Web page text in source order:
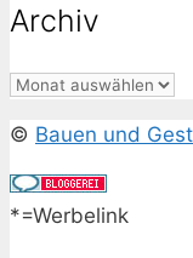
Archiv
Archiv
© Bauen und
*=Werbelink